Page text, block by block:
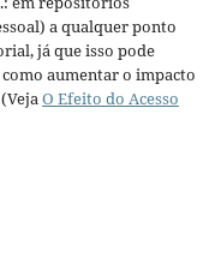
a qualquer ponto
já que isso pode
aumentar o impacto
O Efeito do Acesso